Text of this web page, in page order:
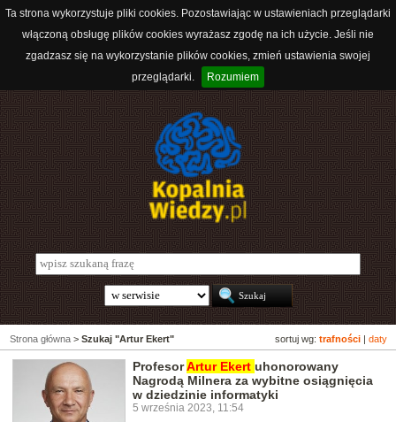
Ta strona wykorzystuje pliki cookies. Pozostawiając w ustawieniach przeglądarki
włączoną obsługę plików cookies wyrażasz zgodę na ich użycie. Jeśli nie
zgadzasz się na wykorzystanie plików cookies, zmień ustawienia swojej
przeglądarki.
Rozumiem
sortuj wg: trafności daty
Strona główna > Szukaj "Artur Ekert"
ProfesorArtur Ekert uhonorowany
Nagrodą Milnera za wybitne osiągnięcia
w dziedzinie informatyki
5 września 2023, 11:54